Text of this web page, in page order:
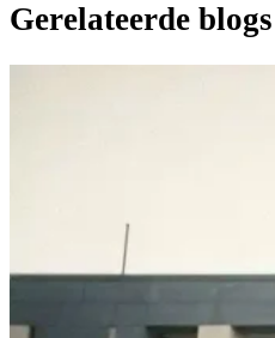
Gerelateerde blogs